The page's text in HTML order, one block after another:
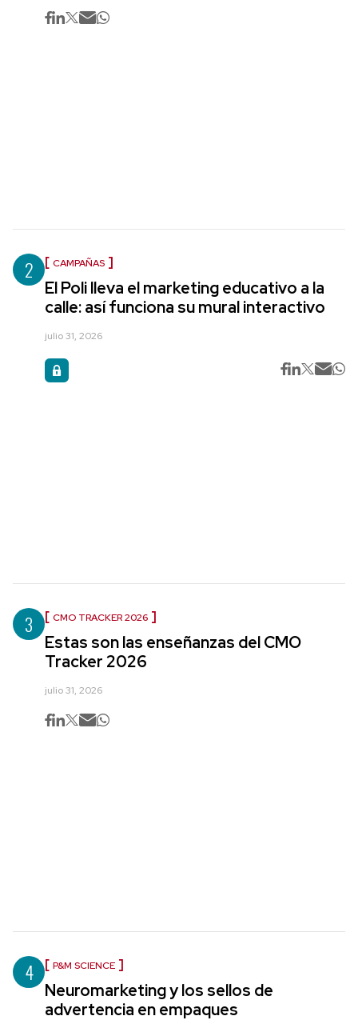
2 CAMPAÑAS
El Poli lleva el marketing educativo a la
calle: así funciona su mural interactivo
julio 31, 2026
3 CMO TRACKER 2026
Estas son las enseñanzas del CMO
Tracker 2026
julio 31, 2026
4 P&M SCIENCE
Neuromarketing y los sellos de
advertencia en empaques